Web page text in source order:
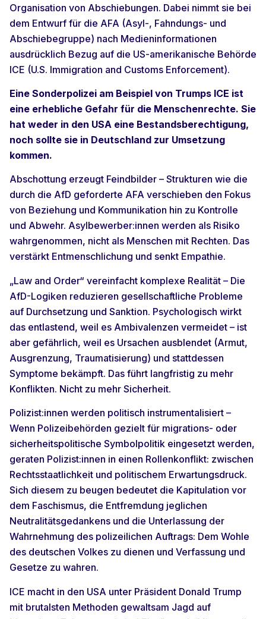
Organisation von Abschiebungen. Dabei nimmt sie bei
dem Entwurf für die AFA (Asyl-, Fahndungs- und
Abschiebegruppe) nach Medieninformationen
ausdrücklich Bezug auf die US-amerikanische Behörde
ICE (U.S. Immigration and Customs Enforcement).
Eine Sonderpolizei am Beispiel von Trumps ICE ist
eine erhebliche Gefahr für die Menschenrechte. Sie
hat weder in den USA eine Bestandsberechtigung,
noch sollte sie in Deutschland zur Umsetzung
kommen.
Abschottung erzeugt Feindbilder – Strukturen wie die
durch die AfD geforderte AFA verschieben den Fokus
von Beziehung und Kommunikation hin zu Kontrolle
und Abwehr. Asylbewerber:innen werden als Risiko
wahrgenommen, nicht als Menschen mit Rechten. Das
verstärkt Entmenschlichung und senkt Empathie.
„Law and Order“ vereinfacht komplexe Realität – Die
AfD-Logiken reduzieren gesellschaftliche Probleme
auf Durchsetzung und Sanktion. Psychologisch wirkt
das entlastend, weil es Ambivalenzen vermeidet – ist
aber gefährlich, weil es Ursachen ausblendet (Armut,
Ausgrenzung, Traumatisierung) und stattdessen
Symptome bekämpft. Das führt langfristig zu mehr
Konflikten. Nicht zu mehr Sicherheit.
Polizist:innen werden politisch instrumentalisiert –
Wenn Polizeibehörden gezielt für migrations- oder
sicherheitspolitische Symbolpolitik eingesetzt werden,
geraten Polizist:innen in einen Rollenkonflikt: zwischen
Rechtsstaatlichkeit und politischem Erwartungsdruck.
Sich diesem zu beugen bedeutet die Kapitulation vor
dem Faschismus, die Entfremdung jeglichen
Neutralitätsgedankens und die Unterlassung der
Wahrnehmung des polizeilichen Auftrags: Dem Wohle
des deutschen Volkes zu dienen und Verfassung und
Gesetze zu wahren.
ICE macht in den USA unter Präsident Donald Trump
mit brutalsten Methoden gewaltsam Jagd auf